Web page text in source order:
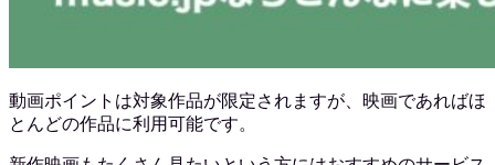
動画ポイントは対象作品が限定されますが、映画であればほ
とんどの作品に利用可能です。